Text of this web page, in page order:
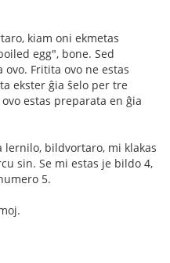
kiam oni ekmetas
egg", bone. Sed
Fritita ovo ne estas
ekster ĝia ŝelo per tre
estas preparata en ĝia
lernilo, bildvortaro, mi klakas
sin. Se mi estas je bildo 4,
5.